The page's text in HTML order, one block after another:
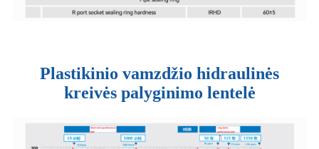
Plastikinio vamzdžio hidraulinės
kreivės palyginimo lentelė